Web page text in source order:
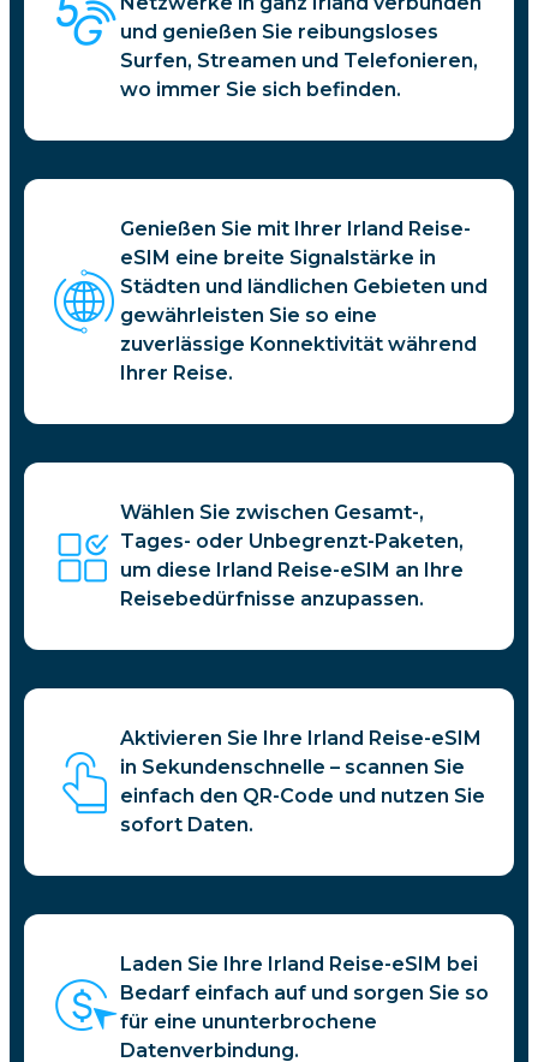
und genießen Sie reibungsloses
Surfen, Streamen und Telefonieren,
wo immer Sie sich befinden.
Genießen Sie mit Ihrer Irland Reise-
eSIM eine breite Signalstärke in
Städten und ländlichen Gebieten und
gewährleisten Sie so eine
zuverlässige Konnektivität während
Ihrer Reise.
Wählen Sie zwischen Gesamt-,
Tages- oder Unbegrenzt-Paketen,
um diese Irland Reise-eSIM an Ihre
Reisebedürfnisse anzupassen.
Aktivieren Sie Ihre Irland Reise-eSIM
in Sekundenschnelle – scannen Sie
einfach den QR-Code und nutzen Sie
sofort Daten.
Laden Sie Ihre Irland Reise-eSIM bei
Bedarf einfach auf und sorgen Sie so
für eine ununterbrochene
Datenverbindung.